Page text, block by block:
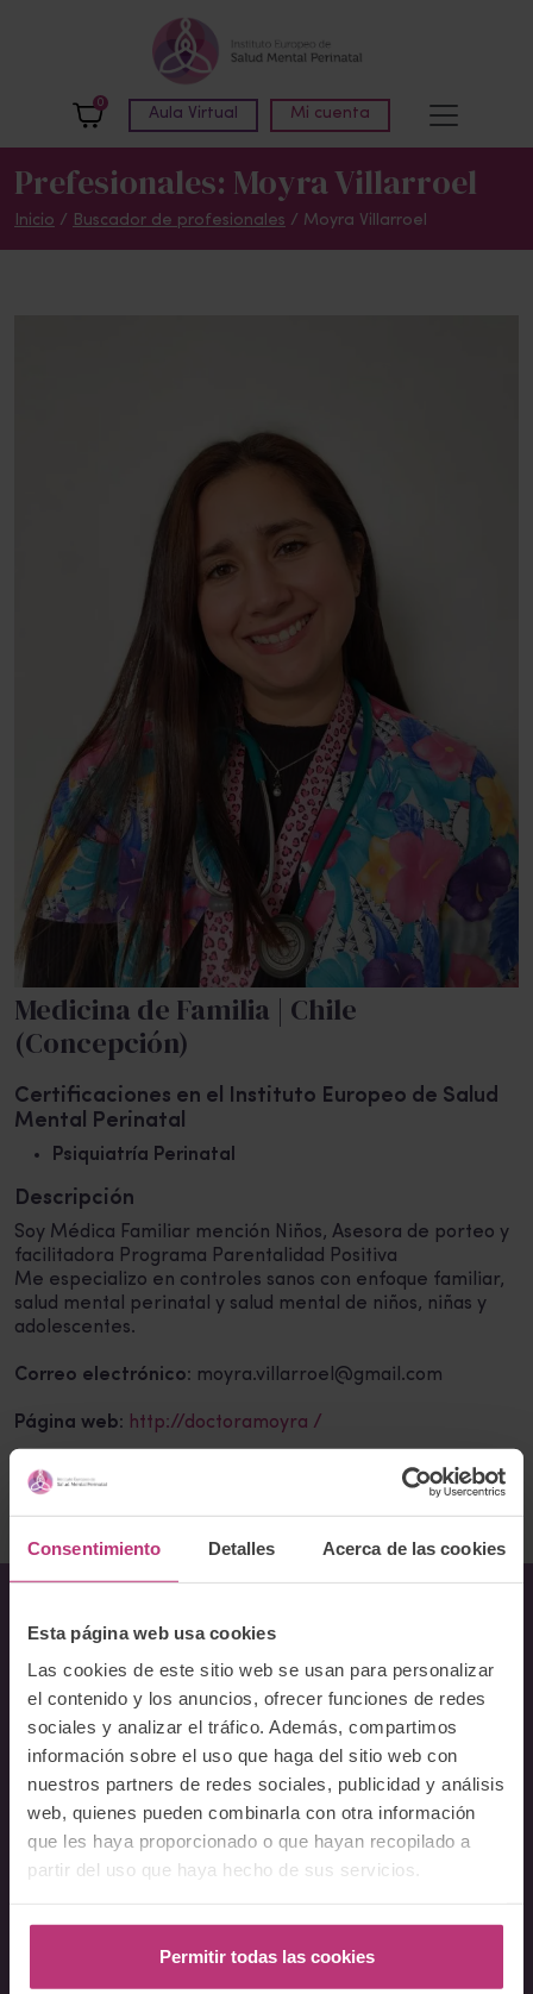
Consentimiento Detalles Acerca de las cookies
Esta página web usa cookies
Las cookies de este sitio web se usan para personalizar
el contenido y los anuncios, ofrecer funciones de redes
sociales y analizar el tráfico. Además, compartimos
información sobre el uso que haga del sitio web con
nuestros partners de redes sociales, publicidad y análisis
web, quienes pueden combinarla con otra información
que les haya proporcionado o que hayan recopilado a
partir del uso que haya hecho de sus servicios.
Permitir todas las cookies
0
Aula Virtual Mi cuenta
Prefesionales: Moyra Villarroel
Inicio / Buscador de profesionales / Moyra Villarroel
Medicina de Familia | Chile
(Concepción)
Certificaciones en el Instituto Europeo de Salud
Mental Perinatal
Psiquiatría Perinatal
Descripción
Soy Médica Familiar mención Niños, Asesora de porteo y
facilitadora Programa Parentalidad Positiva
Me especializo en controles sanos con enfoque familiar,
salud mental perinatal y salud mental de niños, niñas y
adolescentes.
Correo electrónico: moyra.villarroel@gmail.com
Página web: http://doctoramoyra /
Volver al listado
Acerca del Instituto
Equipo
Docentes
Preguntas frecuentes
Cursos